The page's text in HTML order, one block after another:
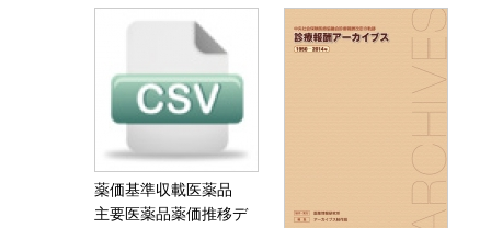
薬価基準収載医薬品
主要医薬品薬価推移デ